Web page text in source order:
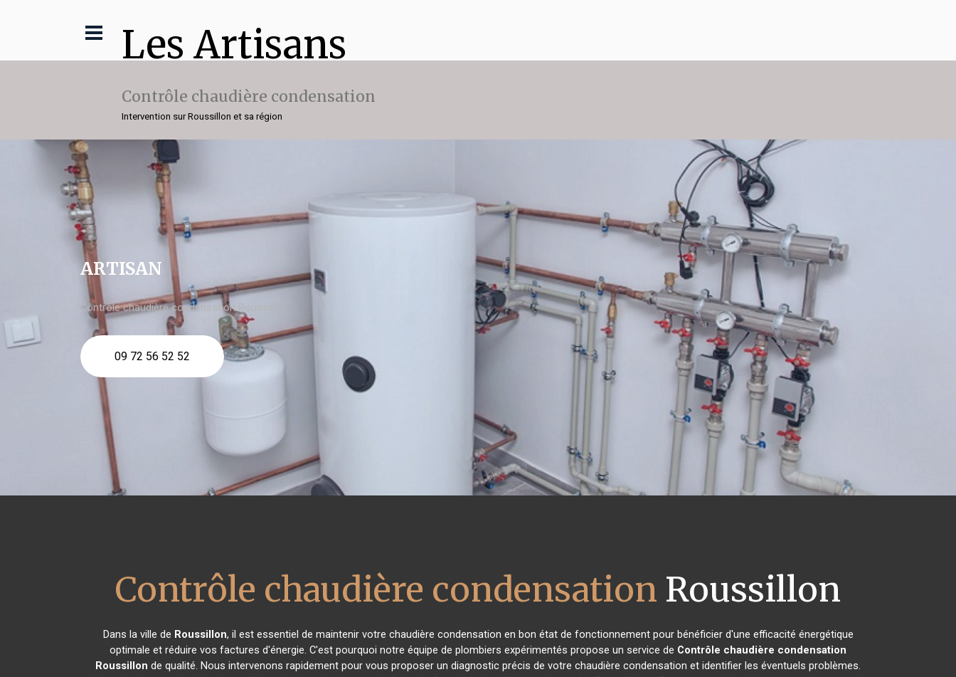
Les Artisans
Contrôle chaudière condensation
Intervention sur Roussillon et sa région
ARTISAN
Contrôle chaudière condensation Roussillon
09 72 56 52 52
Contrôle chaudière condensation Roussillon
Dans la ville de Roussillon, il est essentiel de maintenir votre chaudière condensation en bon état de fonctionnement pour bénéficier d'une efficacité énergétique
optimale et réduire vos factures d'énergie. C'est pourquoi notre équipe de plombiers expérimentés propose un service de Contrôle chaudière condensation
Roussillon de qualité. Nous intervenons rapidement pour vous proposer un diagnostic précis de votre chaudière condensation et identifier les éventuels problèmes.